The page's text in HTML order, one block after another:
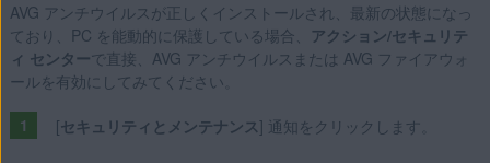
AVG アンチウイルスが正しくインストールされ、最新の状態になっ
ており、PC を能動的に保護している場合、
アクション/セキュリテ
ィ センターで直接、AVG アンチウイルスまたは AVG ファイアウォ
ールを有効にしてみてください。
[セキュリティとメンテナンス] 通知をクリックします。